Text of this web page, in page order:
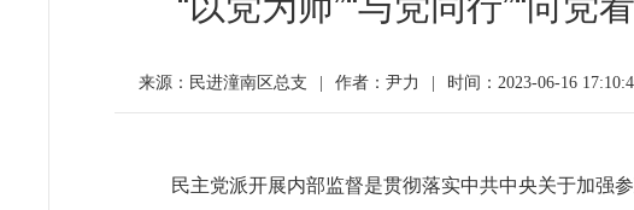
来源：民进潼南区总支 作者：尹力 时间：2023-06-16
民主党派开展内部监督是贯彻落实中共中央关于加强